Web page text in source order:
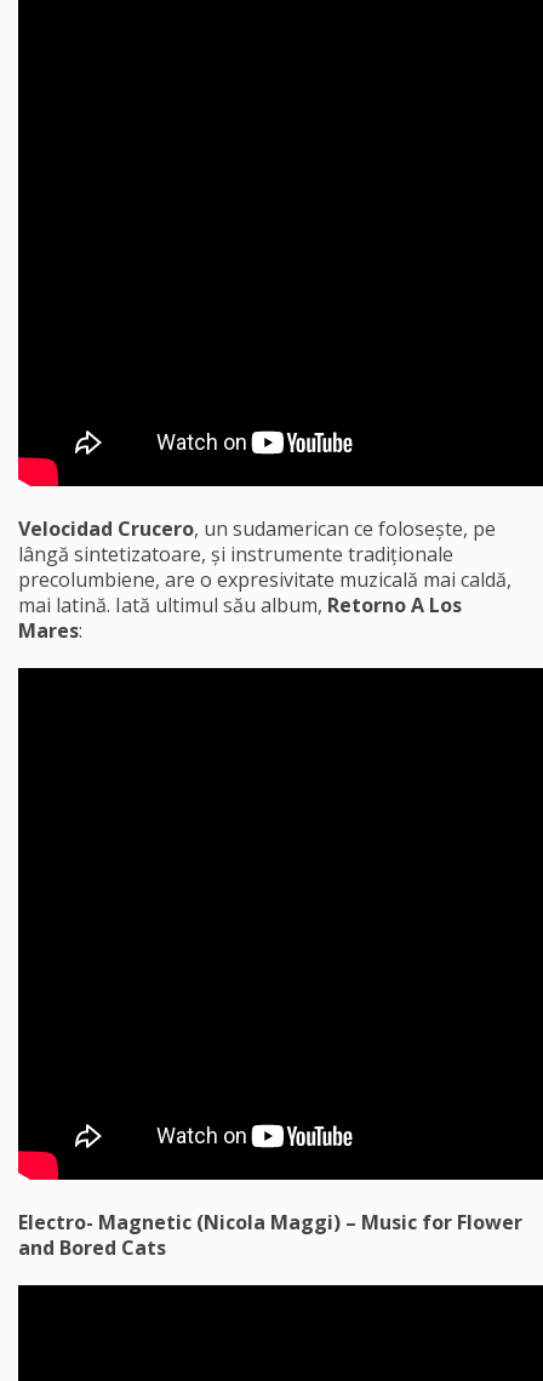
Velocidad Crucero, un sudamerican ce folosește, pe
lângă sintetizatoare, și instrumente tradiționale
precolumbiene, are o expresivitate muzicală mai caldă,
mai latină. Iată ultimul său album, Retorno A Los
Mares:
Electro- Magnetic (Nicola Maggi) – Music for Flower
and Bored Cats